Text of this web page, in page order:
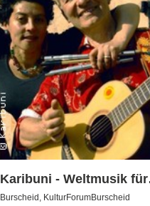
Karibuni - Weltmusik für
Kinder
Burscheid, KulturForumBurscheid